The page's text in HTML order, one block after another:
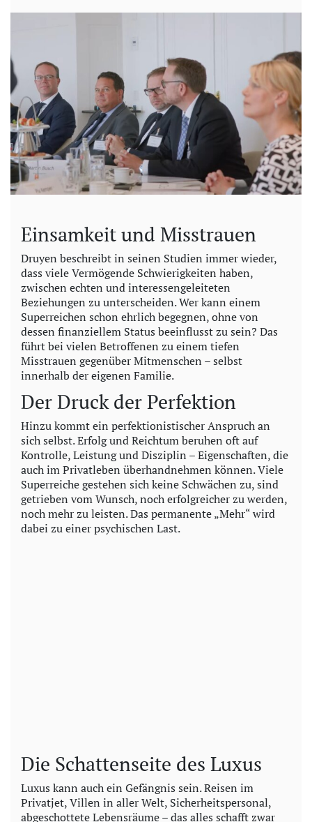
Einsamkeit und Misstrauen
Druyen beschreibt in seinen Studien immer wieder,
dass viele Vermögende Schwierigkeiten haben,
zwischen echten und interessengeleiteten
Beziehungen zu unterscheiden. Wer kann einem
Superreichen schon ehrlich begegnen, ohne von
dessen finanziellem Status beeinflusst zu sein? Das
führt bei vielen Betroffenen zu einem tiefen
Misstrauen gegenüber Mitmenschen – selbst
innerhalb der eigenen Familie.
Der Druck der Perfektion
Hinzu kommt ein perfektionistischer Anspruch an
sich selbst. Erfolg und Reichtum beruhen oft auf
Kontrolle, Leistung und Disziplin – Eigenschaften, die
auch im Privatleben überhandnehmen können. Viele
Superreiche gestehen sich keine Schwächen zu, sind
getrieben vom Wunsch, noch erfolgreicher zu werden,
noch mehr zu leisten. Das permanente „Mehr“ wird
dabei zu einer psychischen Last.
Die Schattenseite des Luxus
Luxus kann auch ein Gefängnis sein. Reisen im
Privatjet, Villen in aller Welt, Sicherheitspersonal,
abgeschottete Lebensräume – das alles schafft zwar